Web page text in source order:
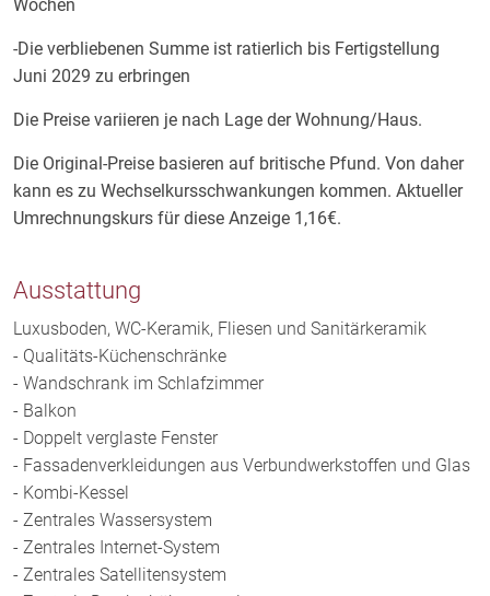
ausreichend Platz für ein gemütliches Bett und
Schränke, um Ihre Kleidung und persönlichen
Gegenstände unterzubringen.
Das Highlight dieser Immobilie ist jedoch der Balkon,
von dem aus Sie einen atemberaubenden Blick auf die
Umgebung genießen können. Hier können Sie den Tag
Die Wohnung ist provisionsfrei und somit besonders
attraktiv für potenzielle Käufer. Zögern Sie nicht und
vereinbaren Sie noch heute einen Besichtigungstermin,
um sich von dieser einzigartigen Wohnung selbst zu
überzeugen.
Zahlungsplan:
Wochen
-Die verbliebenen Summe ist ratierlich bis Fertigstellung
Juni 2029 zu erbringen
Die Preise variieren je nach Lage der Wohnung/Haus.
Die Original-Preise basieren auf britische Pfund. Von daher
kann es zu Wechselkursschwankungen kommen. Aktueller
Umrechnungskurs für diese Anzeige 1,16€.
Ausstattung
Luxusboden, WC-Keramik, Fliesen und Sanitärkeramik
- Qualitäts-Küchenschränke
- Wandschrank im Schlafzimmer
- Balkon
- Doppelt verglaste Fenster
- Fassadenverkleidungen aus Verbundwerkstoffen und Glas
- Kombi-Kessel
- Zentrales Wassersystem
- Zentrales Internet-System
- Zentrales Satellitensystem